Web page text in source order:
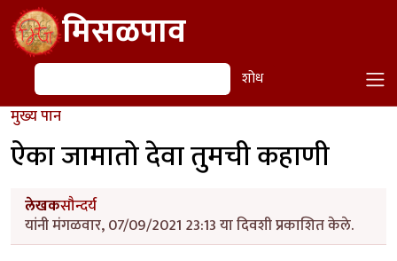
Skip to main contentमिसळपाव
शोध शोध
मुख्य पान
ऐका जामातो देवा तुमची कहाणी
लेखकसौन्दर्य
यांनी मंगळवार, 07/09/2021 23:13 या दिवशी प्रकाशित केले.